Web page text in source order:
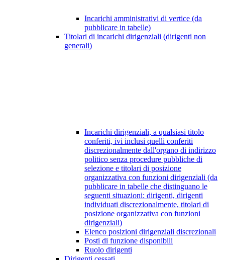
Incarichi amministrativi di vertice (da
pubblicare in tabelle)
Titolari di incarichi dirigenziali (dirigenti non
generali)
Incarichi dirigenziali, a qualsiasi titolo
conferiti, ivi inclusi quelli conferiti
discrezionalmente dall'organo di indirizzo
politico senza procedure pubbliche di
selezione e titolari di posizione
organizzativa con funzioni dirigenziali (da
pubblicare in tabelle che distinguano le
seguenti situazioni: dirigenti, dirigenti
individuati discrezionalmente, titolari di
posizione organizzativa con funzioni
dirigenziali)
Elenco posizioni dirigenziali discrezionali
Posti di funzione disponibili
Ruolo dirigenti